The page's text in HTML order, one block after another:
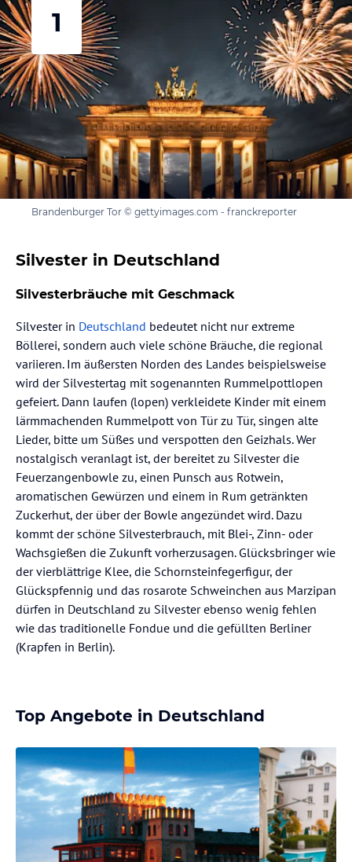
1
Brandenburger Tor © gettyimages.com - franckreporter
Silvester in Deutschland
Silvesterbräuche mit Geschmack
Silvester in Deutschland bedeutet nicht nur extreme
Böllerei, sondern auch viele schöne Bräuche, die regional
variieren. Im äußersten Norden des Landes beispielsweise
wird der Silvestertag mit sogenannten Rummelpottlopen
gefeiert. Dann laufen (lopen) verkleidete Kinder mit einem
lärmmachenden Rummelpott von Tür zu Tür, singen alte
Lieder, bitte um Süßes und verspotten den Geizhals. Wer
nostalgisch veranlagt ist, der bereitet zu Silvester die
Feuerzangenbowle zu, einen Punsch aus Rotwein,
aromatischen Gewürzen und einem in Rum getränkten
Zuckerhut, der über der Bowle angezündet wird. Dazu
kommt der schöne Silvesterbrauch, mit Blei-, Zinn- oder
Wachsgießen die Zukunft vorherzusagen. Glücksbringer wie
der vierblättrige Klee, die Schornsteinfegerfigur, der
Glückspfennig und das rosarote Schweinchen aus Marzipan
dürfen in Deutschland zu Silvester ebenso wenig fehlen
wie das traditionelle Fondue und die gefüllten Berliner
(Krapfen in Berlin).
Top Angebote in Deutschland